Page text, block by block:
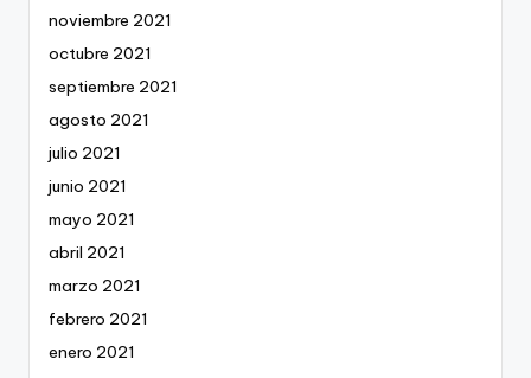
noviembre 2021
octubre 2021
septiembre 2021
agosto 2021
julio 2021
junio 2021
mayo 2021
abril 2021
marzo 2021
febrero 2021
enero 2021